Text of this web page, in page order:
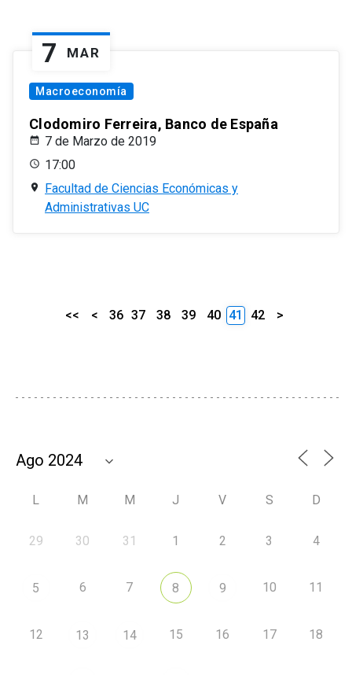
7 MAR
Macroeconomía
Clodomiro Ferreira, Banco de España
7 de Marzo de 2019
17:00
Facultad de Ciencias Económicas y
Administrativas UC
<< < 36 37 38 39 40 41 42 >
L M M J V S D
29 30 31 1 2 3 4
5 6 7 8 9 10 11
12 13 14 15 16 17 18